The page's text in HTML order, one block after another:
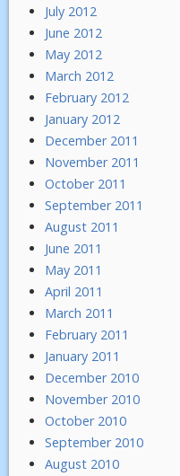
July 2012
June 2012
May 2012
March 2012
February 2012
January 2012
December 2011
November 2011
October 2011
September 2011
August 2011
June 2011
May 2011
April 2011
March 2011
February 2011
January 2011
December 2010
November 2010
October 2010
September 2010
August 2010